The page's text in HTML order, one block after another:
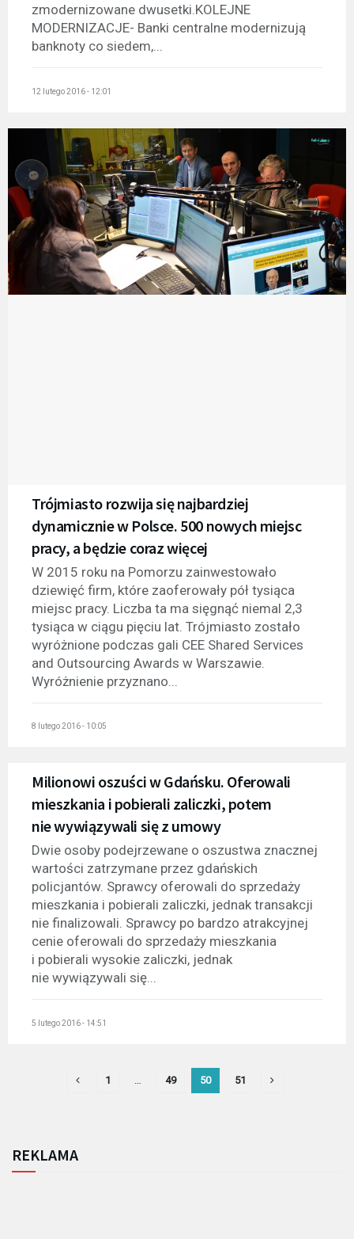
zmodernizowane dwusetki.KOLEJNE
MODERNIZACJE- Banki centralne modernizują
banknoty co siedem,...
12 lutego 2016 - 12:01
Trójmiasto rozwija się najbardziej
dynamicznie w Polsce. 500 nowych miejsc
pracy, a będzie coraz więcej
W 2015 roku na Pomorzu zainwestowało
dziewięć firm, które zaoferowały pół tysiąca
miejsc pracy. Liczba ta ma sięgnąć niemal 2,3
tysiąca w ciągu pięciu lat. Trójmiasto zostało
wyróżnione podczas gali CEE Shared Services
and Outsourcing Awards w Warszawie.
Wyróżnienie przyznano...
8 lutego 2016 - 10:05
Milionowi oszuści w Gdańsku. Oferowali
mieszkania i pobierali zaliczki, potem
nie wywiązywali się z umowy
Dwie osoby podejrzewane o oszustwa znacznej
wartości zatrzymane przez gdańskich
policjantów. Sprawcy oferowali do sprzedaży
mieszkania i pobierali zaliczki, jednak transakcji
nie finalizowali. Sprawcy po bardzo atrakcyjnej
cenie oferowali do sprzedaży mieszkania
i pobierali wysokie zaliczki, jednak
nie wywiązywali się...
5 lutego 2016 - 14:51
1 49 50 51
REKLAMA